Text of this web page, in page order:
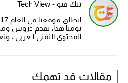
تيك فيو - Tech View
يومنا هذا، نقدم دروس
المحتوى التقني العربي ،
مقالات قد تهمك